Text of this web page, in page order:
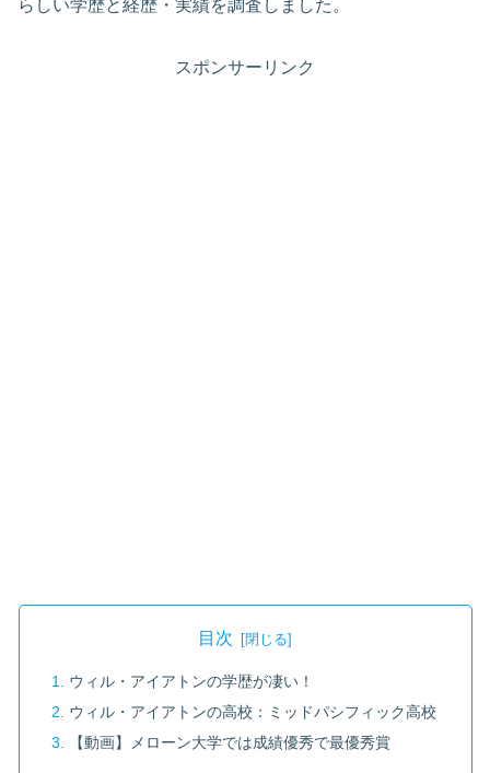
らしい学歴と経歴・実績を調査しました。
スポンサーリンク
目次
ウィル・アイアトンの学歴が凄い！
ウィル・アイアトンの高校：ミッドパシフィック高校
【動画】メローン大学では成績優秀で最優秀賞